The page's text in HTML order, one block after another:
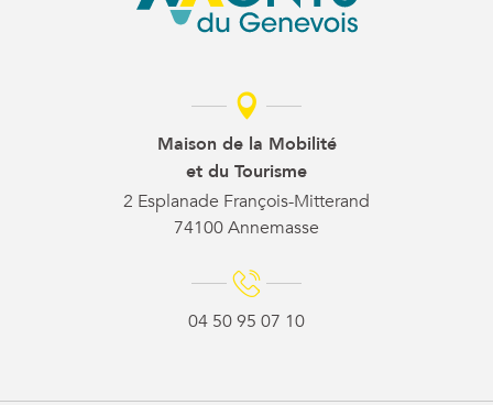
Maison de la Mobilité
et du Tourisme
2 Esplanade François-Mitterand
74100 Annemasse
04 50 95 07 10